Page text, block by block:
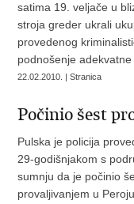
satima 19. veljače u
stroja greder ukrali
provedenog
podnošenje
22.02.2010. | Stranica
Počinio šest
Pulska je policija
29-godišnjakom s
sumnju da je počinio
provaljivanjem u